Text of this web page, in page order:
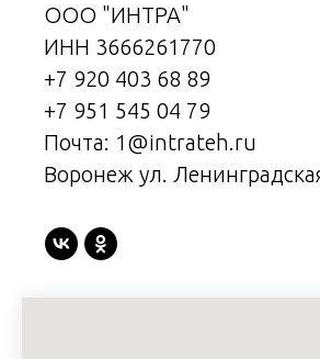
ООО "ИНТРА"
ИНН 3666261770
+7 920 403 68 89
+7 951 545 04 79
Почта: 1@intrateh.ru
Воронеж ул.